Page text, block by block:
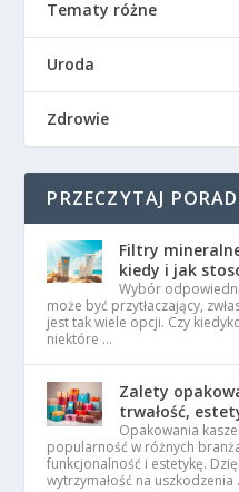
Tematy różne
Uroda
Zdrowie
PRZECZYTAJ
Filtry
kiedy i jak
Wybór
może być przytłaczający,
jest tak wiele opcji. Czy
niektóre …
Zalety
trwałość,
Opakowania
popularność w różnych
funkcjonalność i estetykę.
wytrzymałość na uszkodzenia